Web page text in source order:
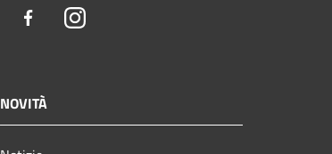
FacebookInstagram
NOVITÀ